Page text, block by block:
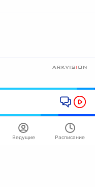
Ведущие Расписание